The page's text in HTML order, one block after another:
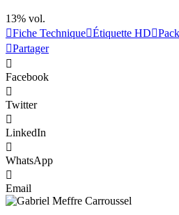
13% vol.
Fiche Technique Étiquette HD
Partager
Facebook
Twitter
LinkedIn
WhatsApp
Email